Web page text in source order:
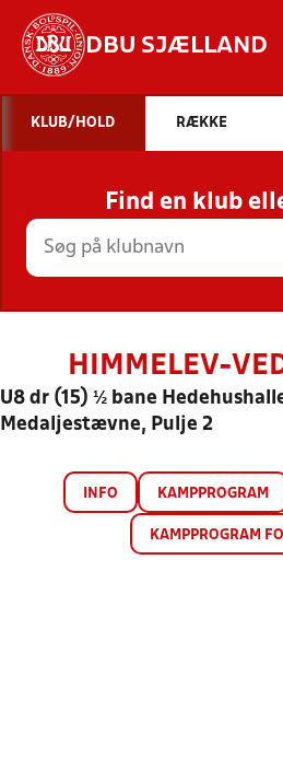
DBU SJÆLLAND
STILLINGER,
HOLD
KLUB/HOLD RÆKKE
Find en klub
HIMMELEV-
U8 dr (15) ½ bane
Medaljestævne, Pulje 2
INFO KAMPPROGRAM
KAMPPROGRAM